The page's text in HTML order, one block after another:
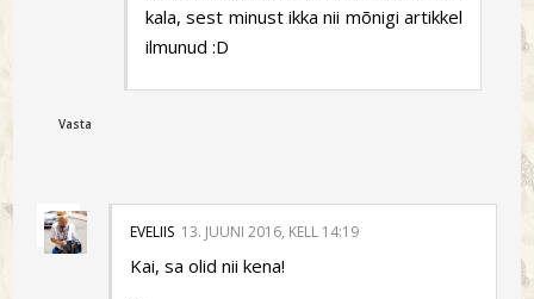
kala, sest minust ikka nii mõnigi artikkel
ilmunud :D
Vasta
EVELIIS 13. JUUNI 2016, KELL 14:19
Kai, sa olid nii kena!